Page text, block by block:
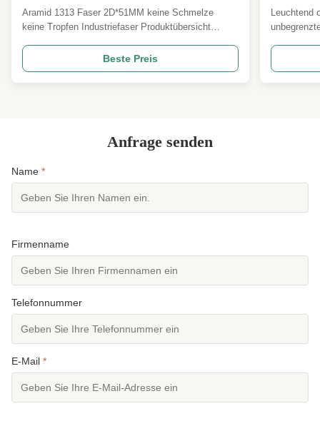
Industriefaser,Eingeborene
Flammschutzmittel Wärmebeständige
Aramid 1313 Faser 2D*51MM keine Schmelze
keine Tropfen Industriefaser Produktübersicht
eine hochleistungsfähige spezielle aromatische
Polyamid-Funktionsfaser, die weithin als
Kernrohstoff für globale
Beste Preis
die
und
Polyester-
Anfrage senden
Name *
Firmenname
Telefonnummer
E-Mail *